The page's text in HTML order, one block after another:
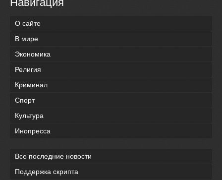
О сайте
В мире
Экономика
Религия
Криминал
Спорт
Культура
Инопресса
Все последние новости
Поддержка скрипта